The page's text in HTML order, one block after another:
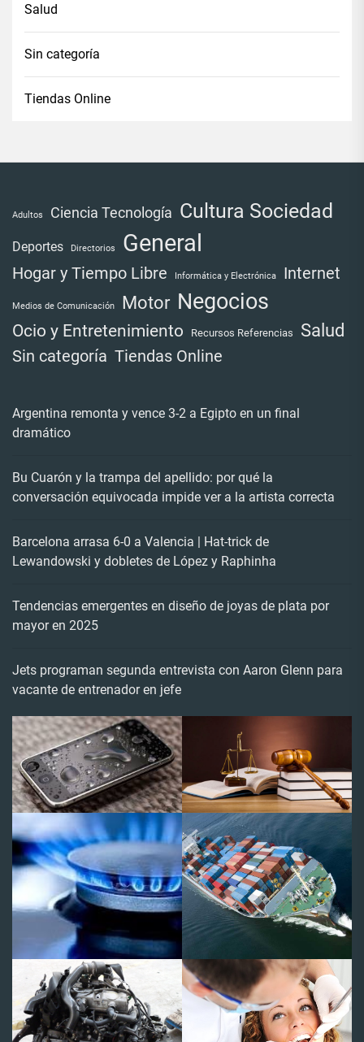
Salud
Sin categoría
Tiendas Online
Adultos Ciencia Tecnología Cultura Sociedad
Deportes Directorios General
Hogar y Tiempo Libre Informática y Electrónica Internet
Medios de Comunicación Motor Negocios
Ocio y Entretenimiento Recursos Referencias Salud
Sin categoría Tiendas Online
Argentina remonta y vence 3-2 a Egipto en un final
dramático
Bu Cuarón y la trampa del apellido: por qué la
conversación equivocada impide ver a la artista correcta
Barcelona arrasa 6-0 a Valencia | Hat-trick de
Lewandowski y dobletes de López y Raphinha
Tendencias emergentes en diseño de joyas de plata por
mayor en 2025
Jets programan segunda entrevista con Aaron Glenn para
vacante de entrenador en jefe